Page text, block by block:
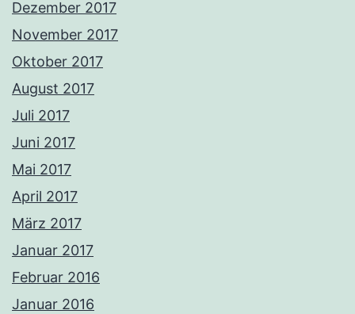
Dezember 2017
November 2017
Oktober 2017
August 2017
Juli 2017
Juni 2017
Mai 2017
April 2017
März 2017
Januar 2017
Februar 2016
Januar 2016